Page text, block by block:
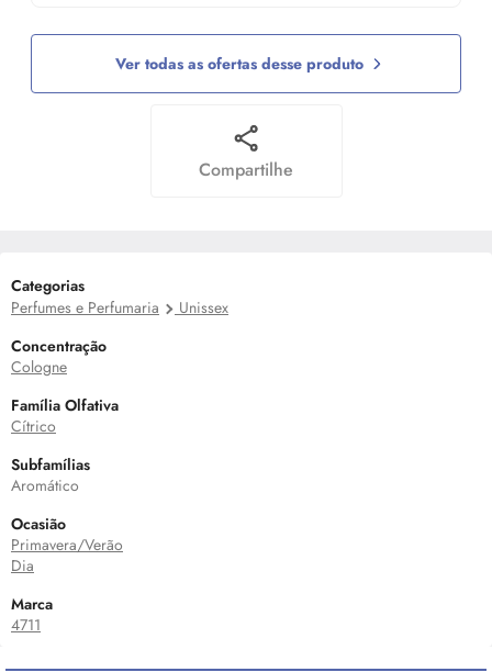
Ver todas as ofertas desse produto
Compartilhe
Categorias
Perfumes e Perfumaria
Unissex
Concentração
Cologne
Família Olfativa
Cítrico
Subfamílias
Aromático
Ocasião
Primavera/Verão
Dia
Marca
4711